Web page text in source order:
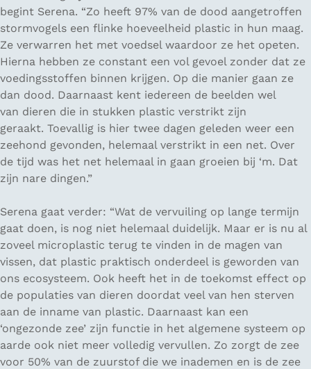
begint Serena. “Zo heeft 97% van de dood aangetroffen
stormvogels een flinke hoeveelheid plastic in hun maag.
Ze verwarren het met voedsel waardoor ze het opeten.
Hierna hebben ze constant een vol gevoel zonder dat ze
voedingsstoffen binnen krijgen. Op die manier gaan ze
dan dood. Daarnaast kent iedereen de beelden wel
van dieren die in stukken plastic verstrikt zijn
geraakt. Toevallig is hier twee dagen geleden weer een
zeehond gevonden, helemaal verstrikt in een net. Over
de tijd was het net helemaal in gaan groeien bij ‘m. Dat
zijn nare dingen.”
Serena gaat verder: “Wat de vervuiling op lange termijn
gaat doen, is nog niet helemaal duidelijk. Maar er is nu al
zoveel microplastic terug te vinden in de magen van
vissen, dat plastic praktisch onderdeel is geworden van
ons ecosysteem. Ook heeft het in de toekomst effect op
de populaties van dieren doordat veel van hen sterven
aan de inname van plastic. Daarnaast kan een
‘ongezonde zee’ zijn functie in het algemene systeem op
aarde ook niet meer volledig vervullen. Zo zorgt de zee
voor 50% van de zuurstof die we inademen en is de zee